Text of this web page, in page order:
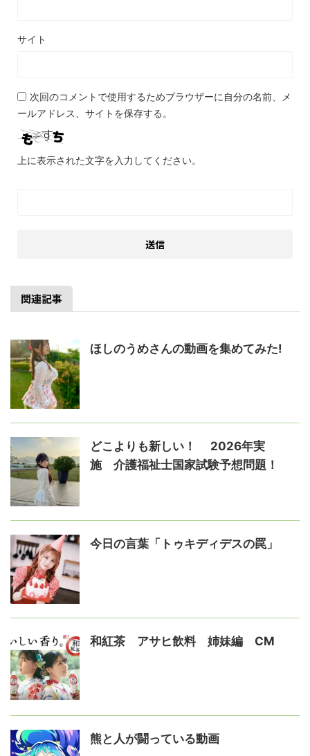
サイト
次回のコメントで使用するためブラウザーに自分の名前、メ
ールアドレス、サイトを保存する。
上に表示された文字を入力してください。
関連記事
ほしのうめさんの動画を集めてみた!
どこよりも新しい！ 2026年実
施 介護福祉士国家試験予想問題！
今日の言葉「トゥキディデスの罠」
和紅茶 アサヒ飲料 姉妹編 CM
熊と人が闘っている動画